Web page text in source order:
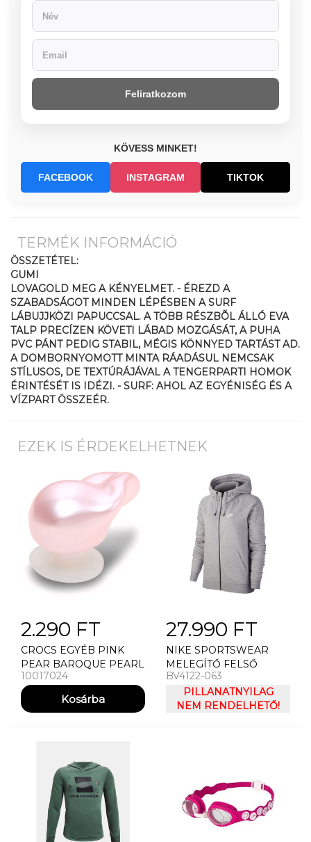
Feliratkozom
KÖVESS MINKET!
FACEBOOK INSTAGRAM TIKTOK
TERMÉK INFORMÁCIÓ
ÖSSZETÉTEL:
GUMI
LOVAGOLD MEG A KÉNYELMET. - ÉREZD A
SZABADSÁGOT MINDEN LÉPÉSBEN A SURF
LÁBUJJKÖZI PAPUCCSAL. A TÖBB RÉSZBÕL ÁLLÓ EVA
TALP PRECÍZEN KÖVETI LÁBAD MOZGÁSÁT, A PUHA
PVC PÁNT PEDIG STABIL, MÉGIS KÖNNYED TARTÁST AD.
A DOMBORNYOMOTT MINTA RÁADÁSUL NEMCSAK
STÍLUSOS, DE TEXTÚRÁJÁVAL A TENGERPARTI HOMOK
ÉRINTÉSÉT IS IDÉZI. - SURF: AHOL AZ EGYÉNISÉG ÉS A
VÍZPART ÖSSZEÉR.
EZEK IS ÉRDEKELHETNEK
2.290 FT
CROCS EGYÉB PINK
PEAR BAROQUE PEARL
10017024
27.990 FT
NIKE SPORTSWEAR
MELEGÍTŐ FELSŐ
WMNS
BV4122-063
PILLANATNYILAG
NEM RENDELHETŐ!